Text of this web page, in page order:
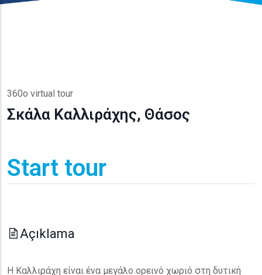
360o virtual tour
Σκάλα Καλλιράχης, Θάσος
Start tour
Açıklama
Η Καλλιράχη είναι ένα μεγάλο ορεινό χωριό στη δυτική